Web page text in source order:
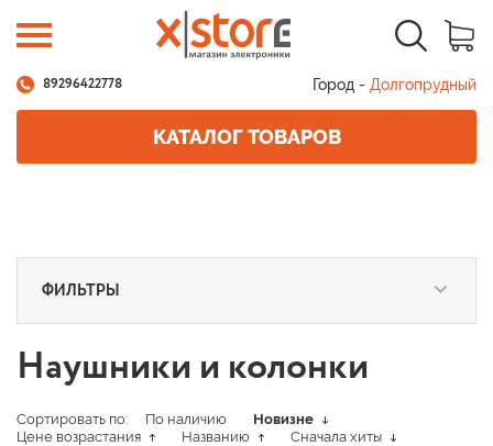
89296422778 Город - Долгопрудный
КАТАЛОГ ТОВАРОВ
ФИЛЬТРЫ
Наушники и колонки
Сортировать по: По наличию
Новизне
Цене возрастания
Названию
Сначала хиты